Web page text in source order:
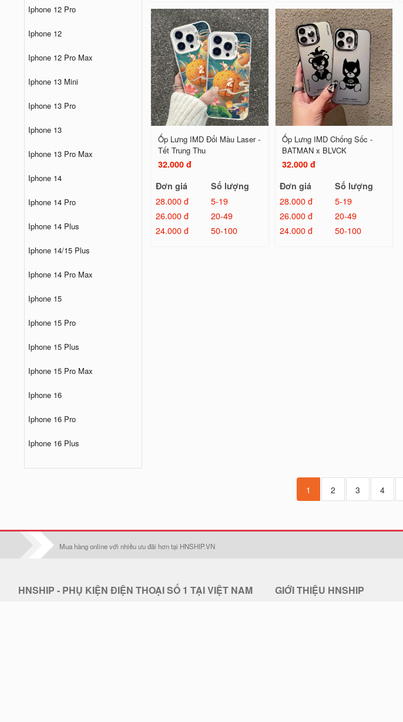
Iphone 12 Pro
Iphone 12
Iphone 12 Pro Max
Iphone 13 Mini
Iphone 13 Pro
Iphone 13
Iphone 13 Pro Max
Iphone 14
Iphone 14 Pro
Iphone 14 Plus
Iphone 14/15 Plus
Iphone 14 Pro Max
Iphone 15
Iphone 15 Pro
Iphone 15 Plus
Iphone 15 Pro Max
Iphone 16
Iphone 16 Pro
Iphone 16 Plus
Iphone 16 Pro Max
Iphone 17 Air
Oppo F1S/A59
Ốp Lưng IMD Đổi Màu Laser -
Tết Trung Thu
32.000 đ
Đơn giá
Số lượng
28.000 đ
5-19
26.000 đ
20-49
24.000 đ
50-100
Ốp Lưng IMD Chống Sốc -
BATMAN x BLVCK
32.000 đ
Đơn giá
Số lượng
28.000 đ
5-19
26.000 đ
20-49
24.000 đ
50-100
1 2 3 4
Mua hàng online với nhiều ưu đãi hơn tại HNSHIP.VN
HNSHIP - PHỤ KIỆN ĐIỆN THOẠI SỐ 1 TẠI VIỆT NAM GIỚI THIỆU HNSHIP